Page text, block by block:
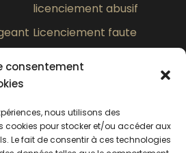
consentement
nous utilisons des
cookies pour stocker et/ou accéder aux
Le fait de consentir à ces technologies
licenciement abusif
Licenciement faute
grave
Quel est le meilleur
travail à Lyon ?